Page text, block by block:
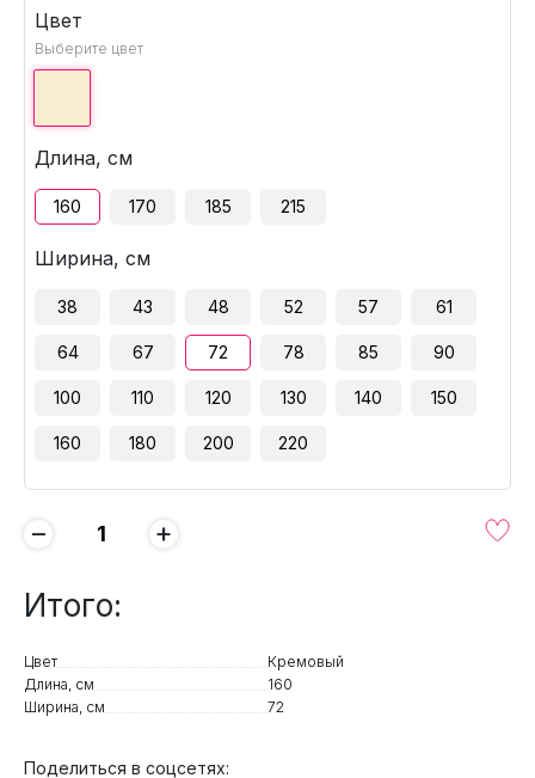
Цвет
Выберите цвет
Длина, см
160 170 185 215
Ширина, см
38 43 48 52 57 61
64 67 72 78 85 90
100 110 120 130 140 150
160 180 200 220
− +
Итого:
Цвет
Кремовый
Длина, см
160
Ширина, см
72
Поделиться в соцсетях: